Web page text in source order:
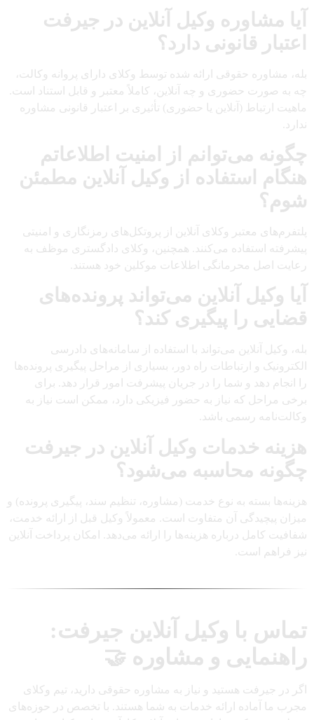
آیا مشاوره وکیل آنلاین در جیرفت
اعتبار قانونی دارد؟
بله، مشاوره حقوقی ارائه شده توسط وکلای دارای پروانه وکالت،
چه به صورت حضوری و چه آنلاین، کاملاً معتبر و قابل استناد است.
ماهیت ارتباط (آنلاین یا حضوری) تأثیری بر اعتبار قانونی مشاوره
ندارد.
چگونه می‌توانم از امنیت اطلاعاتم
هنگام استفاده از وکیل آنلاین مطمئن
شوم؟
پلتفرم‌های معتبر وکلای آنلاین از پروتکل‌های رمزنگاری و امنیتی
پیشرفته استفاده می‌کنند. همچنین، وکلای دادگستری موظف به
رعایت اصل محرمانگی اطلاعات موکلین خود هستند.
آیا وکیل آنلاین می‌تواند پرونده‌های
قضایی را پیگیری کند؟
بله، وکیل آنلاین می‌تواند با استفاده از سامانه‌های دادرسی
الکترونیک و ارتباطات راه دور، بسیاری از مراحل پیگیری پرونده‌ها
را انجام دهد و شما را در جریان پیشرفت امور قرار دهد. برای
برخی مراحل که نیاز به حضور فیزیکی دارد، ممکن است نیاز به
وکالت‌نامه رسمی باشد.
هزینه خدمات وکیل آنلاین در جیرفت
چگونه محاسبه می‌شود؟
هزینه‌ها بسته به نوع خدمت (مشاوره، تنظیم سند، پیگیری پرونده) و
میزان پیچیدگی آن متفاوت است. معمولاً وکیل قبل از ارائه خدمت،
شفافیت کامل درباره هزینه‌ها را ارائه می‌دهد. امکان پرداخت آنلاین
نیز فراهم است.
تماس با وکیل آنلاین جیرفت:
راهنمایی و مشاوره 🤝
اگر در جیرفت هستید و نیاز به مشاوره حقوقی دارید، تیم وکلای
مجرب ما آماده ارائه خدمات به شما هستند. با تخصص در حوزه‌های